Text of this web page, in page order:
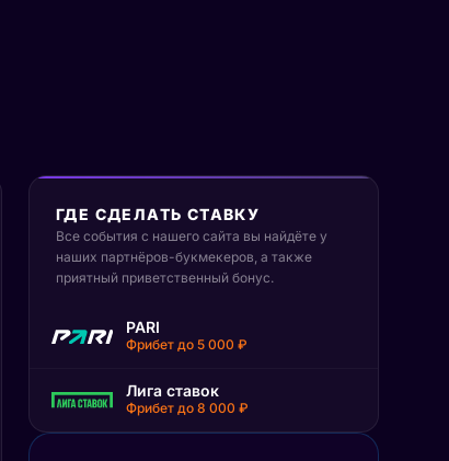
ГДЕ СДЕЛАТЬ СТАВКУ
Все события с нашего сайта вы найдёте у
наших партнёров-букмекеров, а также
приятный приветственный бонус.
PARI
Фрибет до 5 000 ₽
Лига ставок
Фрибет до 8 000 ₽